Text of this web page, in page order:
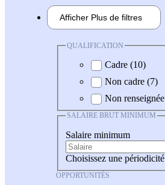
Afficher Plus de filtres
QUALIFICATION
Cadre (10)
Non cadre (7)
Non
SALAIRE BRUT MINIMUM
Salaire minimum
Choisissez une
OPPORTUNITÉS